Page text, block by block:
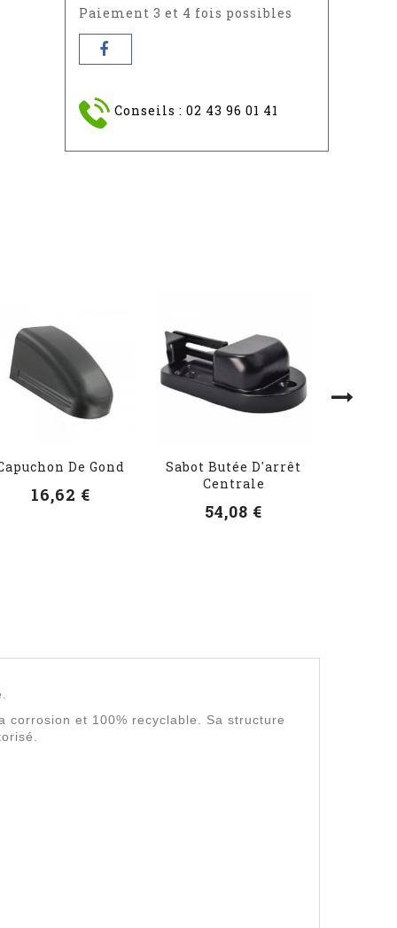
70166005
Paiement 3 et 4 fois possibles
Conseils : 02 43 96 01 41
De Gond
16,62 €
Sabot Butée D'arrêt
Centrale
54,08 €
corrosion et 100% recyclable. Sa structure